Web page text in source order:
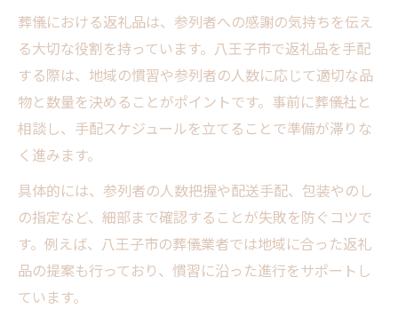
葬儀における返礼品は、参列者への感謝の気持ちを伝え
る大切な役割を持っています。八王子市で返礼品を手配
する際は、地域の慣習や参列者の人数に応じて適切な品
物と数量を決めることがポイントです。事前に葬儀社と
相談し、手配スケジュールを立てることで準備が滞りな
く進みます。
具体的には、参列者の人数把握や配送手配、包装やのし
の指定など、細部まで確認することが失敗を防ぐコツで
す。例えば、八王子市の葬儀業者では地域に合った返礼
品の提案も行っており、慣習に沿った進行をサポートし
ています。